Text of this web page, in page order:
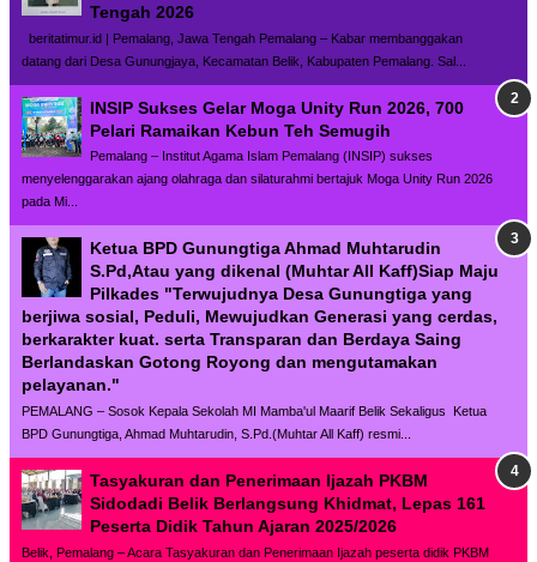
Tengah 2026
beritatimur.id | Pemalang, Jawa Tengah Pemalang – Kabar membanggakan
datang dari Desa Gunungjaya, Kecamatan Belik, Kabupaten Pemalang. Sal...
INSIP Sukses Gelar Moga Unity Run 2026, 700
Pelari Ramaikan Kebun Teh Semugih
Pemalang – Institut Agama Islam Pemalang (INSIP) sukses
menyelenggarakan ajang olahraga dan silaturahmi bertajuk Moga Unity Run 2026
pada Mi...
Ketua BPD Gunungtiga Ahmad Muhtarudin
S.Pd,Atau yang dikenal (Muhtar All Kaff)Siap Maju
Pilkades "Terwujudnya Desa Gunungtiga yang
berjiwa sosial, Peduli, Mewujudkan Generasi yang cerdas,
berkarakter kuat. serta Transparan dan Berdaya Saing
Berlandaskan Gotong Royong dan mengutamakan
pelayanan."
PEMALANG – Sosok Kepala Sekolah MI Mamba'ul Maarif Belik Sekaligus Ketua
BPD Gunungtiga, Ahmad Muhtarudin, S.Pd.(Muhtar All Kaff) resmi...
Tasyakuran dan Penerimaan Ijazah PKBM
Sidodadi Belik Berlangsung Khidmat, Lepas 161
Peserta Didik Tahun Ajaran 2025/2026
Belik, Pemalang – Acara Tasyakuran dan Penerimaan Ijazah peserta didik PKBM